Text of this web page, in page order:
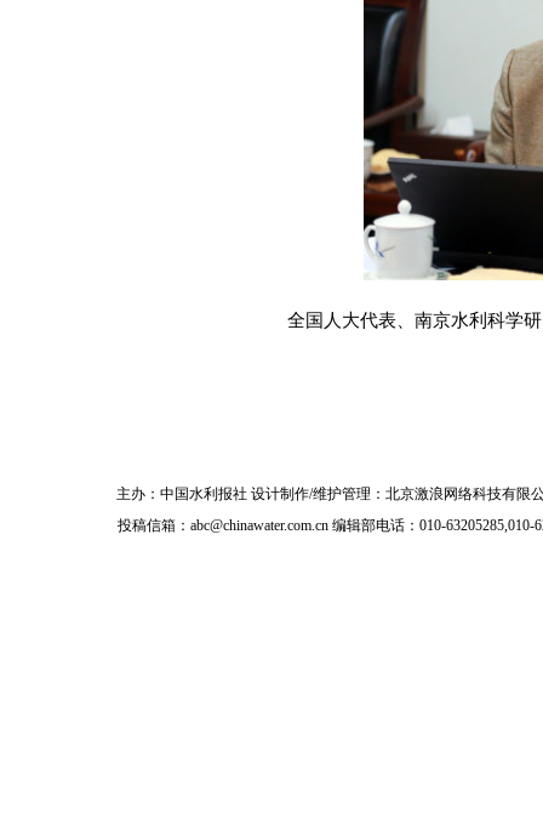
全国人大代表、南京水利科学
主办： 中国水利报社 设计制作/维护管理：北京激浪网络科技有限
投稿信箱：abc@chinawater.com.cn 编辑部电话：010-63205285,010-